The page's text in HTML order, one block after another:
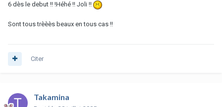
6 dès le debut !! !Héhé !! Joli !!
Sont tous trèèès beaux en tous cas !!
Citer
Takamina